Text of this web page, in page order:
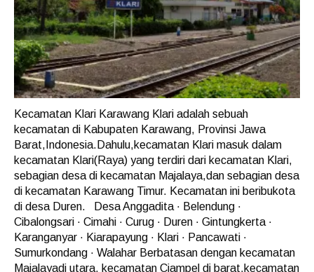
Kecamatan Klari Karawang Klari adalah sebuah
kecamatan di Kabupaten Karawang, Provinsi Jawa
Barat,Indonesia.Dahulu,kecamatan Klari masuk dalam
kecamatan Klari(Raya) yang terdiri dari kecamatan Klari,
sebagian desa di kecamatan Majalaya,dan sebagian desa
di kecamatan Karawang Timur. Kecamatan ini beribukota
di desa Duren. Desa Anggadita · Belendung ·
Cibalongsari · Cimahi · Curug · Duren · Gintungkerta ·
Karanganyar · Kiarapayung · Klari · Pancawati ·
Sumurkondang · Walahar Berbatasan dengan kecamatan
Majalayadi utara, kecamatan Ciampel di barat,kecamatan